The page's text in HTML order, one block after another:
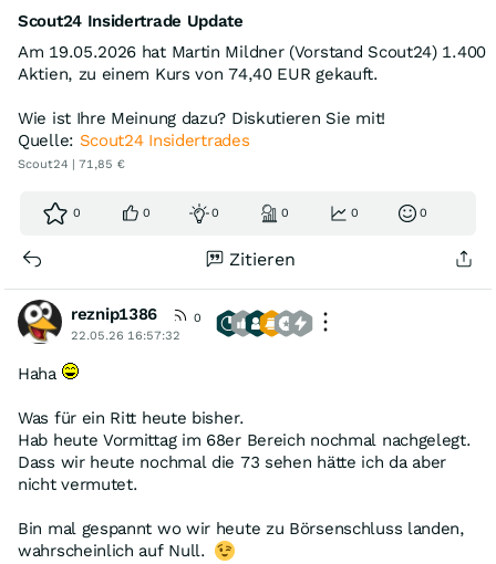
Scout24 Insidertrade Update
Am 19.05.2026 hat Martin Mildner (Vorstand Scout24) 1.400
Aktien, zu einem Kurs von 74,40 EUR gekauft.
Wie ist Ihre Meinung dazu? Diskutieren Sie mit!
Quelle: Scout24 Insidertrades
Scout24 | 71,85 €
0 0 0 0 0 0
Zitieren
reznip1386
0
22.05.26 16:57:32
Haha
Was für ein Ritt heute bisher.
Hab heute Vormittag im 68er Bereich nochmal nachgelegt.
Dass wir heute nochmal die 73 sehen hätte ich da aber
nicht vermutet.
Bin mal gespannt wo wir heute zu Börsenschluss landen,
wahrscheinlich auf Null.